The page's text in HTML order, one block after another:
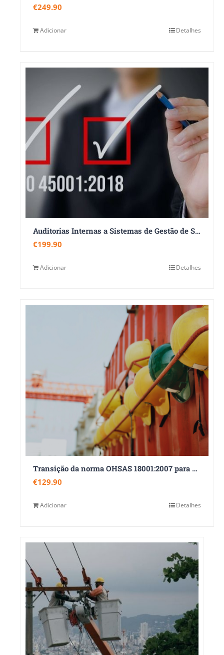
€249.90
Adicionar Detalhes
Auditorias Internas a Sistemas de Gestão de Segurança e Saúde no Trabalho – ISO 45001:2023
€199.90
Adicionar Detalhes
Transição da norma OHSAS 18001:2007 para a nova norma ISO 45001:2018
€129.90
Adicionar Detalhes